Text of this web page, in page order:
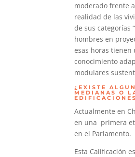
moderado frente
realidad de las
de sus categorías
hombres en
esas horas
conocimiento
modulares
¿EXISTE
MEDIANAS O
Actualmente en
en una primera
en el Parlamento.
Esta Calificación